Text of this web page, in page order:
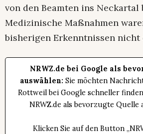
von den Beamten ins Neckartal
Medizinische Maßnahmen
bisherigen Erkenntnissen
NRWZ.de bei Google als
auswählen: Sie möchten
Rottweil bei Google schneller
NRWZ.de als bevorzugte Quelle
Klicken Sie auf den Button